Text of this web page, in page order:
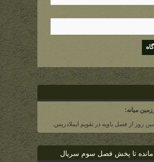
میانه:
روز از فصل یاویه در تقویم ایملادریس.
تا پخش فصل سوم سریال